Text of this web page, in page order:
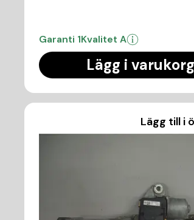
Garanti 1Kvalitet A
Lägg i
Lägg till i